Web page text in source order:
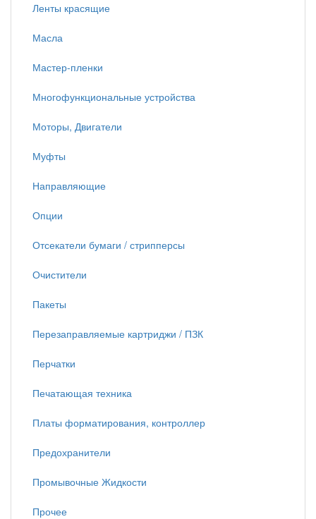
Ленты красящие
Масла
Мастер-пленки
Многофункциональные устройства
Моторы, Двигатели
Муфты
Направляющие
Опции
Отсекатели бумаги / стрипперсы
Очистители
Пакеты
Перезаправляемые картриджи / ПЗК
Перчатки
Печатающая техника
Платы форматирования, контроллер
Предохранители
Промывочные Жидкости
Прочее